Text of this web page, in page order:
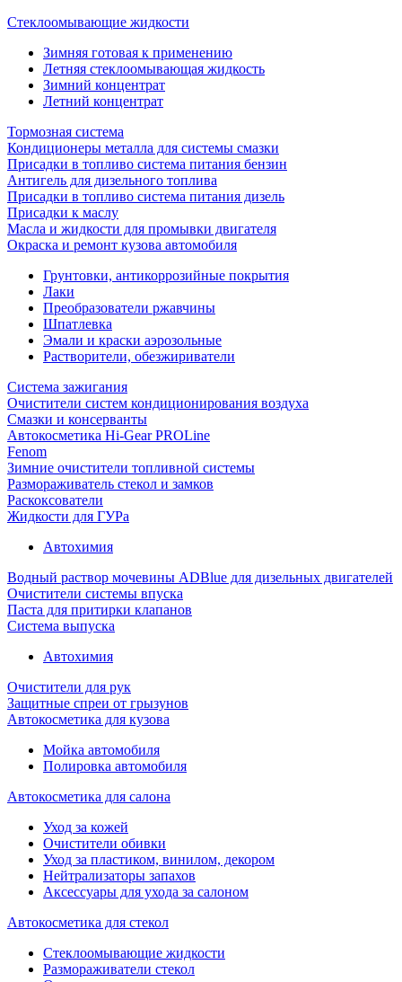
Стеклоомывающие жидкости
Зимняя готовая к применению
Летняя стеклоомывающая жидкость
Зимний концентрат
Летний концентрат
Тормозная система
Кондиционеры металла для системы смазки
Присадки в топливо система питания бензин
Антигель для дизельного топлива
Присадки в топливо система питания дизель
Присадки к маслу
Масла и жидкости для промывки двигателя
Окраска и ремонт кузова автомобиля
Грунтовки, антикоррозийные покрытия
Лаки
Преобразователи ржавчины
Шпатлевка
Эмали и краски аэрозольные
Растворители, обезжириватели
Система зажигания
Очистители систем кондиционирования воздуха
Смазки и консерванты
Автокосметика Hi-Gear PROLine
Fenom
Зимние очистители топливной системы
Размораживатель стекол и замков
Раскоксователи
Жидкости для ГУРа
Автохимия
Водный раствор мочевины ADBlue для дизельных двигателей
Очистители системы впуска
Паста для притирки клапанов
Система выпуска
Автохимия
Очистители для рук
Защитные спреи от грызунов
Автокосметика для кузова
Мойка автомобиля
Полировка автомобиля
Автокосметика для салона
Уход за кожей
Очистители обивки
Уход за пластиком, винилом, декором
Нейтрализаторы запахов
Аксессуары для ухода за салоном
Автокосметика для стекол
Стеклоомывающие жидкости
Размораживатели стекол